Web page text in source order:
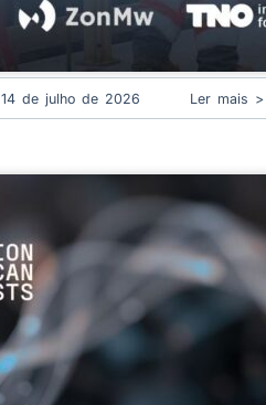
14 de julho de 2026 Ler mais >